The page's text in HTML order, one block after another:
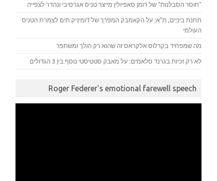
"חוסר הסבלנות" של רומן סאפיולין מייצר טניס אגרסיבי ונהדר לצפייה
תחנת ביניים, ת"א: על הקאמבק המפרך של דומיניק תים לצמרת הטניס
העולמי
מה שמפחיד בקרלוס אלקראס זה שהוא רק הולך ומשתפר
לא רק זכיות בגרנד סלאמים: על מאבק סטטיסטי נוסף בין 3 הגדולים
Roger Federer's emotional farewell speech